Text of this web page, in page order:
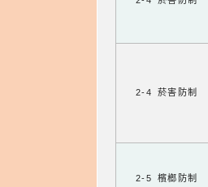
2-4 菸害防制
2-5 檳榔防制